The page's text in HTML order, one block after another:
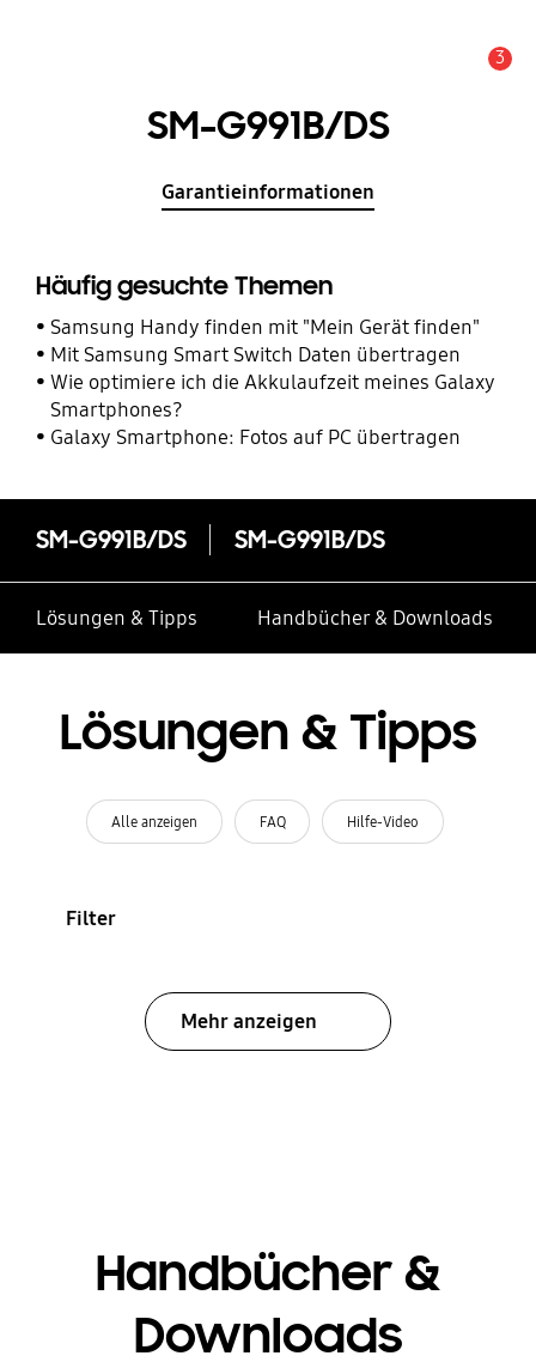
3
SM-G991B/DS
Garantieinformationen
Häufig gesuchte Themen
Samsung Handy finden mit "Mein Gerät finden"
Mit Samsung Smart Switch Daten übertragen
Wie optimiere ich die Akkulaufzeit meines Galaxy
Smartphones?
Galaxy Smartphone: Fotos auf PC übertragen
SM-G991B/DS SM-G991B/DS
Lösungen & Tipps Handbücher & Downloads
Lösungen & Tipps
Alle anzeigen FAQ Hilfe-Video
Filter
Mehr anzeigen
Handbücher &
Downloads